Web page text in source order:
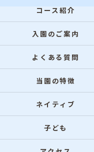
コース紹介
入園のご案内
よくある質問
当園の特徴
ネイティブ
子ども